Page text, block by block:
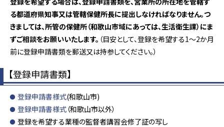
る都道府県知事又は管轄保健所長に提出しなければなりません。つ
きましては、所管の保健所（和歌山市域にあっては、生活衛生課）にま
ずご相談をお願いいたします。 （目安として、登録を希望する1～2か月
前に登録申請書類を郵送又は持参してください。）
【登録申請書類】
登録申請書様式(和歌山市)
登録申請書様式 （和歌山市以外）
登録を希望する業種の監督者講習会修了証の写し